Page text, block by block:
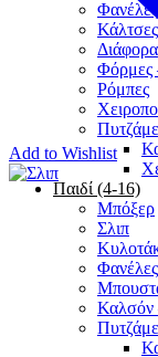
Φανέλες
Κάλτσες
Διάφορα
Φόρμες
Ρόμπες
Παιδί (4-16)
Μπόξερ
Σλιπ
Φανέλες
Καλσόν
Add to Wishlist